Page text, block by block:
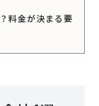
料金が決まる要